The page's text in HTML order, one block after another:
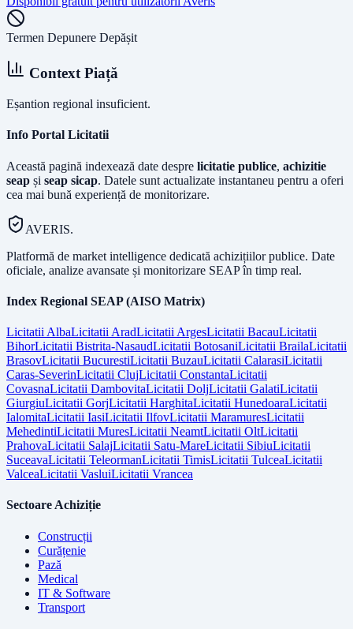
Termen Depunere Depășit
Context Piață
Eșantion regional insuficient.
Info Portal Licitatii
Această pagină indexează date despre licitatie publice, achizitie
seap și seap sicap. Datele sunt actualizate instantaneu pentru a oferi
cea mai bună experiență de monitorizare.
AVERIS.
Platformă de market intelligence dedicată achizițiilor publice. Date
oficiale, analize avansate și monitorizare SEAP în timp real.
Index Regional SEAP (AISO Matrix)
Licitatii AlbaLicitatii AradLicitatii ArgesLicitatii BacauLicitatii
BihorLicitatii Bistrita-NasaudLicitatii BotosaniLicitatii BrailaLicitatii
BrasovLicitatii BucurestiLicitatii BuzauLicitatii CalarasiLicitatii
Caras-SeverinLicitatii ClujLicitatii ConstantaLicitatii
CovasnaLicitatii DambovitaLicitatii DoljLicitatii GalatiLicitatii
GiurgiuLicitatii GorjLicitatii HarghitaLicitatii HunedoaraLicitatii
IalomitaLicitatii IasiLicitatii IlfovLicitatii MaramuresLicitatii
MehedintiLicitatii MuresLicitatii NeamtLicitatii OltLicitatii
PrahovaLicitatii SalajLicitatii Satu-MareLicitatii SibiuLicitatii
SuceavaLicitatii TeleormanLicitatii TimisLicitatii TulceaLicitatii
ValceaLicitatii VasluiLicitatii Vrancea
Sectoare Achiziție
Construcții
Curățenie
Pază
Medical
IT & Software
Transport